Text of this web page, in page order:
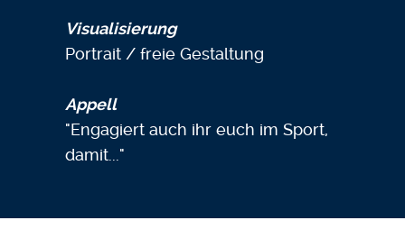
Visualisierung
Portrait / freie Gestaltung
Appell
"Engagiert auch ihr euch im Sport,
damit..."